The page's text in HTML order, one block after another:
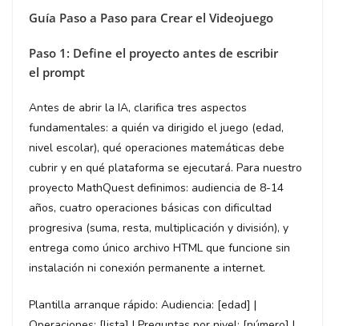
Guía Paso a Paso para Crear el Videojuego
Paso 1: Define el proyecto antes de escribir
el prompt
Antes de abrir la IA, clarifica tres aspectos
fundamentales: a quién va dirigido el juego (edad,
nivel escolar), qué operaciones matemáticas debe
cubrir y en qué plataforma se ejecutará. Para nuestro
proyecto MathQuest definimos: audiencia de 8-14
años, cuatro operaciones básicas con dificultad
progresiva (suma, resta, multiplicación y división), y
entrega como único archivo HTML que funcione sin
instalación ni conexión permanente a internet.
Plantilla arranque rápido: Audiencia: [edad] |